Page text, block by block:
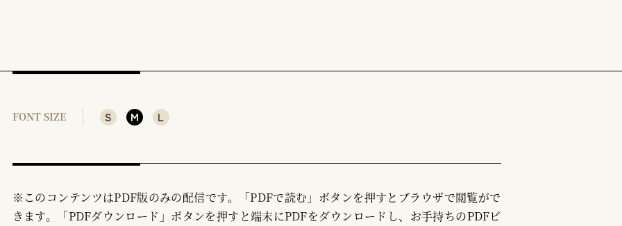
FONT SIZE S M L
※このコンテンツはPDF版のみの配信です。「PDFで読む」ボタンを押すとブラウザで閲覧がで
きます。「PDFダウンロード」ボタンを押すと端末にPDFをダウンロードし、お手持ちのPDFビ